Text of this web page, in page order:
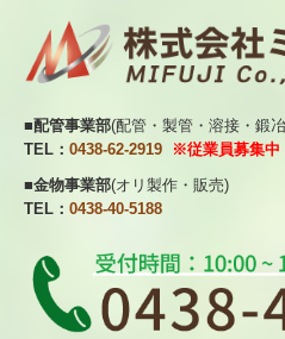
大型獣用箱罠
サル用箱罠
配管事業部・会社概要
お問い合わせ
■配管事業部(配管・製管・溶接・鍛
TEL： 0438-62-2919 ※従業員募集中
■金物事業部(オリ 製作・販売)
TEL： 0438-40-5188